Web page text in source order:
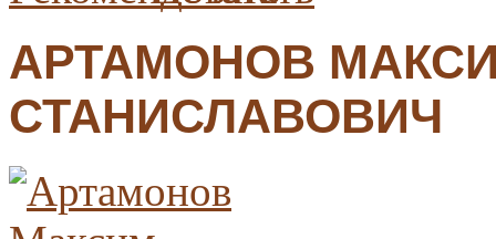
АРТАМОНОВ
СТАНИСЛАВОВИЧ